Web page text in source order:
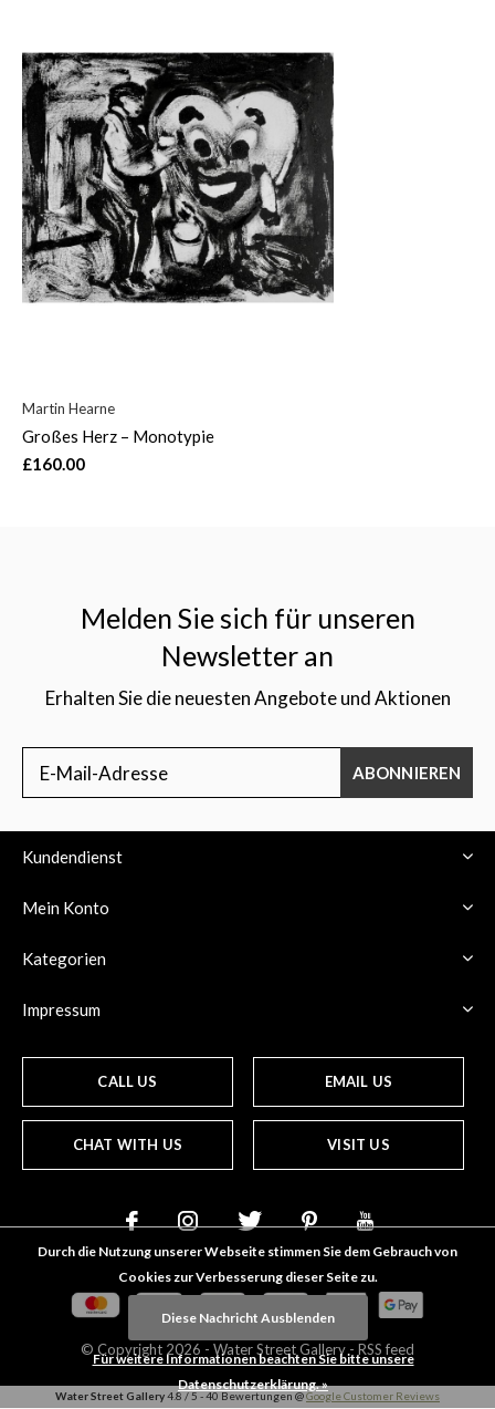
Martin Hearne
Großes Herz – Monotypie
£160.00
Melden Sie sich für unseren
Newsletter an
Erhalten Sie die neuesten Angebote und Aktionen
ABONNIEREN
Kundendienst
Mein Konto
Kategorien
Impressum
CALL US EMAIL US
CHAT WITH US VISIT US
© Copyright 2026 - Water Street Gallery- RSS feed
Water Street Gallery4.8 / 5 -40 Bewertungen @Google Customer Reviews
Durch die Nutzung unserer Webseite stimmen Sie dem Gebrauch von
Cookies zur Verbesserung dieser Seite zu.
Diese Nachricht Ausblenden
Für weitere Informationen beachten Sie bitte unsere
Datenschutzerklärung. »